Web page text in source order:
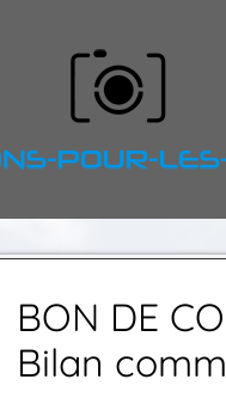
BON DE
Bilan